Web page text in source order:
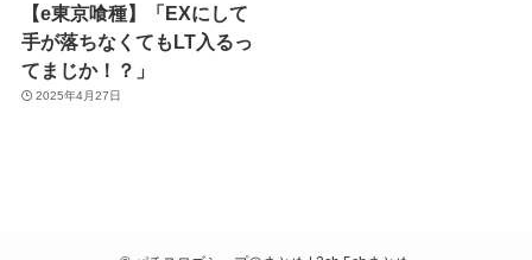
【e東京喰種】「EXにして
手が落ちなくてもLT入るっ
てまじか！？」
2025年4月27日